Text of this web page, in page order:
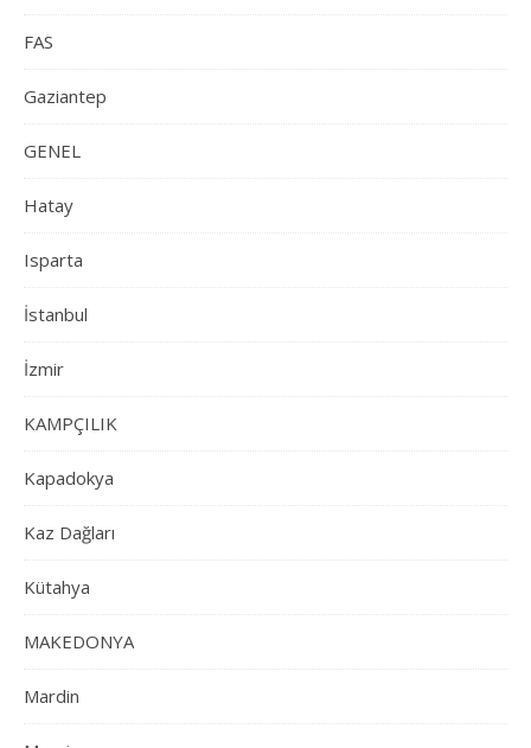
FAS
Gaziantep
GENEL
Hatay
Isparta
İstanbul
İzmir
KAMPÇILIK
Kapadokya
Kaz Dağları
Kütahya
MAKEDONYA
Mardin